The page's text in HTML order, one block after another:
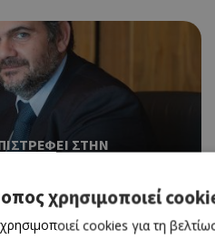
ΣΤΗΝ
ΣΥΜΒΟΥΛΟΣ ΕΚΔΟΣΗΣ
χρησιμοποιεί
cookies για τη